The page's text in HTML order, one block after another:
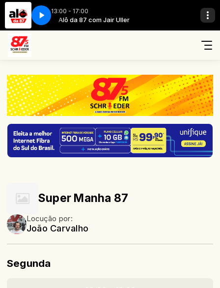
13:00 - 17:00
Alô da 87 com Jair Uller
Super Manha 87
Locução por:
João Carvalho
Segunda